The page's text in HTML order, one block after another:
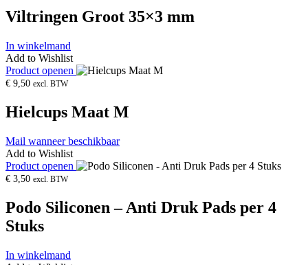
Viltringen Groot 35×3 mm
In winkelmand
Add to Wishlist
Product openen
€ 9,50 excl. BTW
Hielcups Maat M
Mail wanneer beschikbaar
Add to Wishlist
Product openen
€ 3,50 excl. BTW
Podo Siliconen – Anti Druk Pads per 4
Stuks
In winkelmand